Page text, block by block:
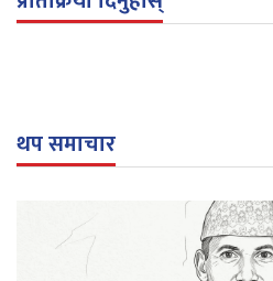
थप समाचार